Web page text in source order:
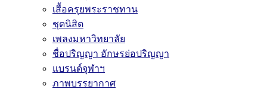
เสื้อครุยพระราชทาน
ชุดนิสิต
เพลงมหาวิทยาลัย
ชื่อปริญญา อักษรย่อปริญญา
แบรนด์จุฬาฯ
ภาพบรรยากาศ